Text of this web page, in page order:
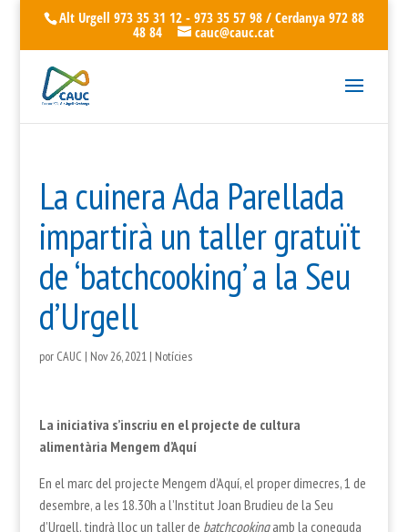
Alt Urgell 973 35 31 12 - 973 35 57 98 / Cerdanya 972 88
48 84
cauc@cauc.cat
La cuinera Ada Parellada
impartirà un taller gratuït
de ‘batchcooking’ a la Seu
d’Urgell
por CAUC | Nov 26, 2021 | Notícies
La iniciativa s’inscriu en el projecte de cultura
alimentària Mengem d’Aquí
En el marc del projecte Mengem d’Aquí, el proper dimecres, 1 de
desembre, a les 18.30h a l’Institut Joan Brudieu de la Seu
d’Urgell, tindrà lloc un taller de batchcookingamb la coneguda